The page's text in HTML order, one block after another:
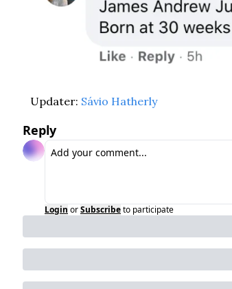
Updater: Sávio Hatherly
Reply
Login orSubscribeto participate